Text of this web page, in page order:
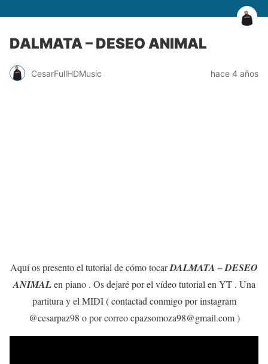
DALMATA – DESEO ANIMAL
CesarFullHDMusic hace 4 años
Aquí os presento el tutorial de cómo tocarDALMATA – DESEO
ANIMALen piano . Os dejaré por el vídeo tutorial en YT . Una
partitura y el MIDI ( contactad conmigo por instagram
@cesarpaz98 o por correo cpazsomoza98@gmail.com )